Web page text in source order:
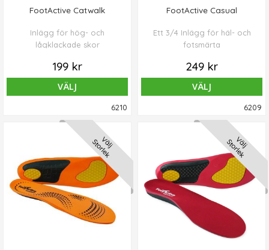
FootActive Catwalk
Inlägg för hög- och
lågklackade skor
199 kr
VÄLJ
6210
FootActive Casual
Ett 3/4 Inlägg för häl- och
fotsmärta
249 kr
VÄLJ
6209
Välj
Storlek Välj
Storlek